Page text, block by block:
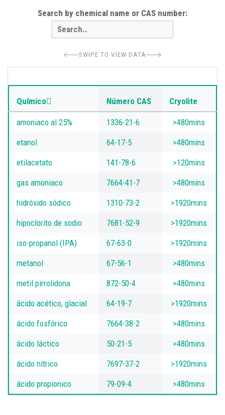
Search by chemical name or CAS number:
SWIPE TO VIEW DATA
Químico Número CAS Cryolite
amoniaco al 25% 1336-21-6
>480mins
etanol
64-17-5
>480mins
etilacetato
141-78-6
>120mins
gas amoniaco
7664-41-7
>480mins
hidróxido sódico
1310-73-2
>1920mins
hipoclorito de sodio
7681-52-9
>1920mins
iso-propanol (IPA)
67-63-0
>1920mins
metanol
67-56-1
>480mins
metil pirrolidona
872-50-4
>480mins
ácido acético, glacial
64-19-7
>1920mins
ácido fosfórico
7664-38-2
>480mins
ácido láctico
50-21-5
>480mins
ácido nítrico
7697-37-2
>1920mins
ácido propionico
79-09-4 >480mins